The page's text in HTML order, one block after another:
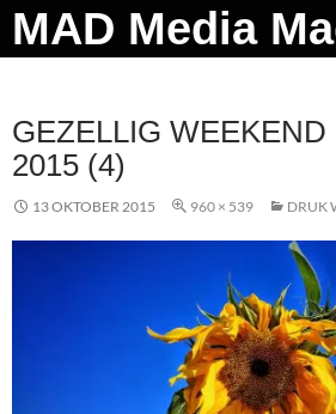
Ga
naar
Zoeken
GEZELLIG
2015 (4)
13 OKTOBER 2015 960 × 539 DRUK